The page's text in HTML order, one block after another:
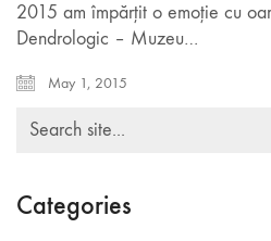
2015 am împărțit o emoție cu
Dendrologic – Muzeu…
May 1, 2015
Made in Moldova
Search
Categories